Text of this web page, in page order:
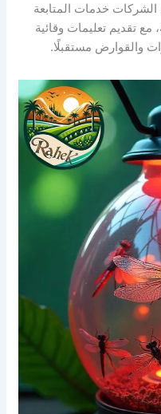
الشركات خدمات المتابعة
مع تقديم تعليمات وقائية
والقوارض مستقبلًا.